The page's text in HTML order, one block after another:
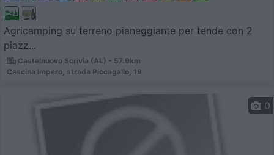
Agricamping su terreno pianeggiante per tende con 2
piazz...
Castelnuovo Scrivia (AL) - 57.9km
Cascina Impero, strada Piccagallo, 19
0